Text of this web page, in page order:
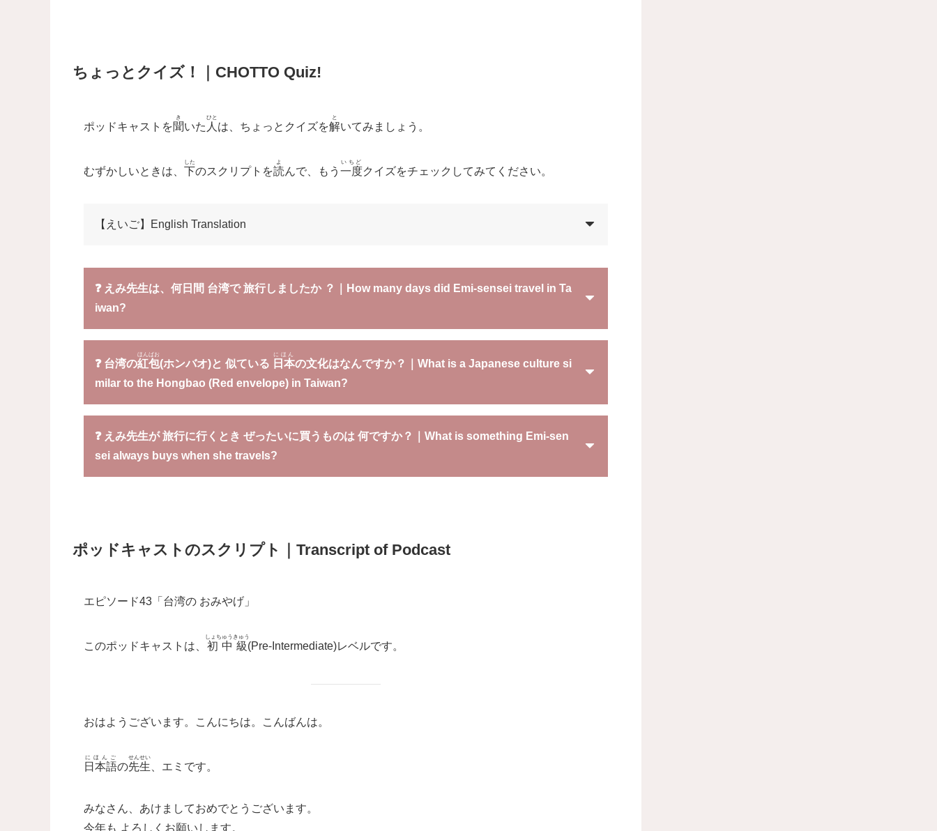
ちょっとクイズ！｜CHOTTO Quiz!
ポッドキャストを聞
き
いた 人
ひと
は、ちょっとクイズを解
と
いてみましょう。
むずかしいときは、 下
した
のスクリプトを読
よ
んで、もう 一度
いちど
クイズをチェックしてみてください。
【えいご】English Translation
❓ えみ先生は、 何 日間 台湾で旅行 しましたか ？｜How many days did Emi-sensei travel in Ta
iwan?
❓ 台湾の紅包
ほんばお
(ホンバオ)と 似ている 日本
にほん
の文化はなんですか？｜What is a Japanese culture si
milar to the Hongbao (Red envelope) in Taiwan?
❓ えみ先生が旅行に行 くとき ぜったいに買うものは 何ですか？｜ What is something Emi-sen
sei always buys when she travels?
ポッドキャストのスクリプト｜Transcript of Podcast
エピソード43「 台湾の おみやげ」
このポッドキャストは、 初中級
しょちゅうきゅう
(Pre-Intermediate)レベルです。
おはようございます。こんにちは。こんばんは。
日本語
にほんご
の先生
せんせい
、エミです。
みなさん、あけましておめでとうございます。
今年も よろしくお願いします。